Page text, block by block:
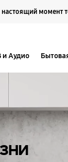
момент
и Аудио